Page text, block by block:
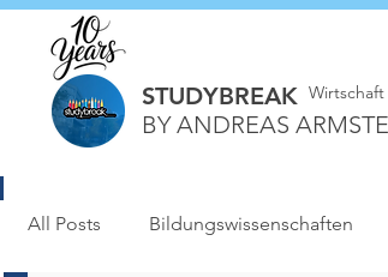
STUDYBREAK
BY ANDREAS
All Posts Bildungswissenschaften